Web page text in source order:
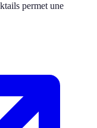
permet une